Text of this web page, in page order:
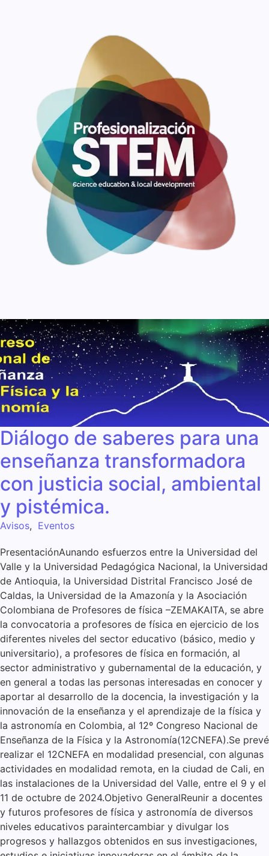
Diálogo de saberes para una
enseñanza transformadora
con justicia social, ambiental
y pistémica.
Avisos, Eventos
PresentaciónAunando esfuerzos entre la Universidad del
Valle y la Universidad Pedagógica Nacional, la Universidad
de Antioquia, la Universidad Distrital Francisco José de
Caldas, la Universidad de la Amazonía y la Asociación
Colombiana de Profesores de física –ZEMAKAITA, se abre
la convocatoria a profesores de física en ejercicio de los
diferentes niveles del sector educativo (básico, medio y
universitario), a profesores de física en formación, al
sector administrativo y gubernamental de la educación, y
en general a todas las personas interesadas en conocer y
aportar al desarrollo de la docencia, la investigación y la
innovación de la enseñanza y el aprendizaje de la física y
la astronomía en Colombia, al 12º Congreso Nacional de
Enseñanza de la Física y la Astronomía(12CNEFA).Se prevé
realizar el 12CNEFA en modalidad presencial, con algunas
actividades en modalidad remota, en la ciudad de Cali, en
las instalaciones de la Universidad del Valle, entre el 9 y el
11 de octubre de 2024.Objetivo GeneralReunir a docentes
y futuros profesores de física y astronomía de diversos
niveles educativos paraintercambiar y divulgar los
progresos y hallazgos obtenidos en sus investigaciones,